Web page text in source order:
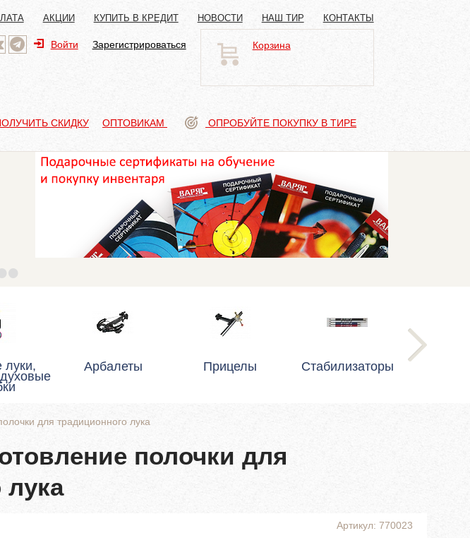
АКЦИИ КУПИТЬ В КРЕДИТ НОВОСТИ НАШ ТИР КОНТАКТЫ
Войти Зарегистрироваться Корзина
СКИДКУ ОПТОВИКАМ ОПРОБУЙТЕ ПОКУПКУ В ТИРЕ
•
луки, Арбалеты Прицелы Стабилизаторы
для традиционного лука
полочки для
лука
Артикул: 770023